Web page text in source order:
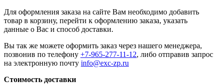
Для оформления заказа на сайте Вам необходимо добавить
товар в корзину, перейти к оформлению заказа, указать
данные о Вас и способ доставки.
Вы так же можете оформить заказ через нашего менеджера,
позвонив по телефону +7-965-277-11-12, либо отправив запрос
на электронную почту info@exc-zp.ru
Стоимость доставки